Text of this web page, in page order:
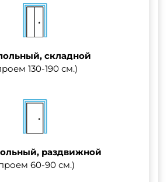
складной
130-190 см.)
раздвижной
60-90 см.)